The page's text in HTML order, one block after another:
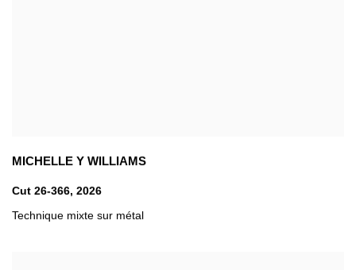
MICHELLE Y WILLIAMS
Cut 26-366, 2026
Technique mixte sur métal